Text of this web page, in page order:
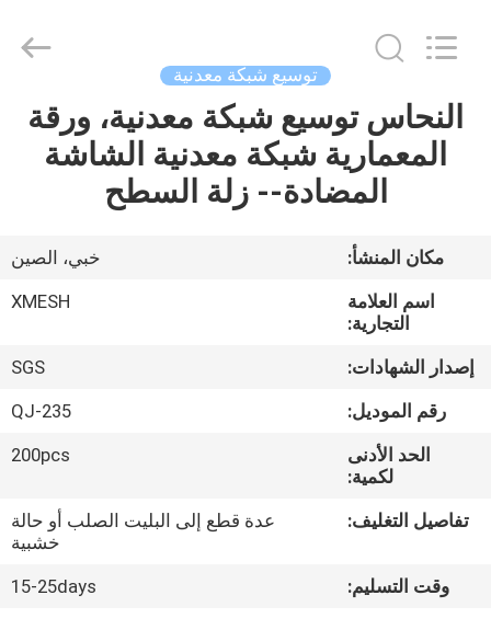
الصفحة
الرئيسية
معلومات
جولة
الجودة
Rights
توسيع شبكة معدنية
النحاس توسيع شبكة معدنية، ورقة
المعمارية شبكة معدنية الشاشة
المضادة-- زلة السطح
مكان المنشأ:
خبي، الصين
اسم العلامة
التجارية:
XMESH
إصدار الشهادات:
SGS
رقم الموديل:
QJ-235
الحد الأدنى
لكمية:
200pcs
تفاصيل التغليف:
عدة قطع إلى البليت الصلب أو حالة
خشبية
وقت التسليم:
15-25days